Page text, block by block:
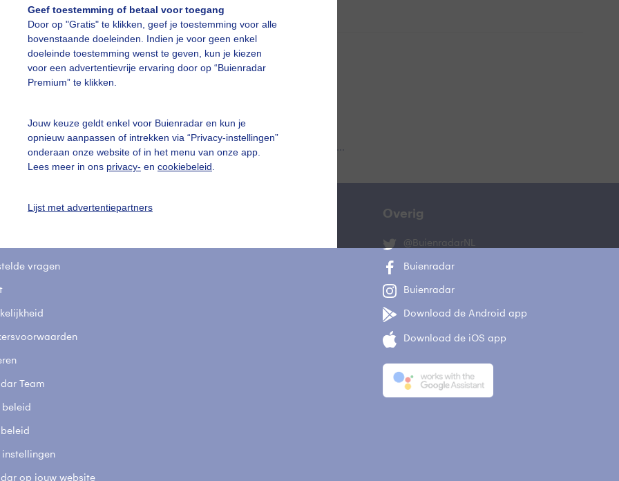
Geef toestemming of betaal voor toegang
Door op "Gratis" te klikken, geef je toestemming voor alle
bovenstaande doeleinden. Indien je voor geen enkel
doeleinde toestemming wenst te geven, kun je kiezen
voor een advertentievrije ervaring door op “Buienradar
Premium” te klikken.
Jouw keuze geldt enkel voor Buienradar en kun je
opnieuw aanpassen of intrekken via “Privacy-instellingen”
onderaan onze website of in het menu van onze app.
Lees meer in ons privacy- en cookiebeleid
Lijst met advertentiepartners
slideshow
vragen
Team
beleid
instellingen
op jouw website
Overig
@BuienradarNL
Buienradar
Buienradar
Download de Android app
Download de iOS app